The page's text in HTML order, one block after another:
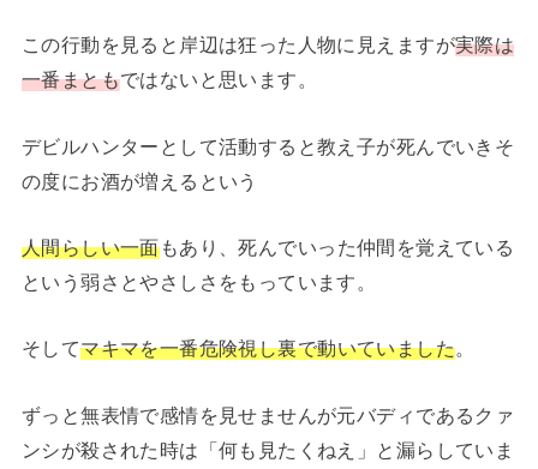
この行動を見ると岸辺は狂った人物に見えますが実際は
一番まともではないと思います。
デビルハンターとして活動すると教え子が死んでいきそ
の度にお酒が増えるという
人間らしい一面もあり、死んでいった仲間を覚えている
という弱さとやさしさをもっています。
そしてマキマを一番危険視し裏で動いていました。
ずっと無表情で感情を見せませんが元バディであるクァ
ンシが殺された時は「何も見たくねえ」と漏らしていま